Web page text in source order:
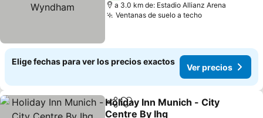
a 3.0 km de: Estadio Allianz Arena
Ventanas de suelo a techoVer precios
Elige fechas para ver los precios exactos
Ver precios
CompartirAgregar a favoritos
Holiday Inn Munich - City
Centre By Ihg